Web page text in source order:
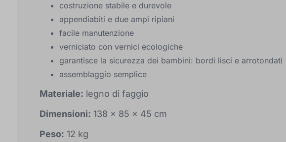
costruzione stabile e durevole
appendiabiti e due ampi ripiani
facile manutenzione
verniciato con vernici ecologiche
garantisce la sicurezza dei bambini: bordi lisci e arrotondati
assemblaggio semplice
Materiale: legno di faggio
Dimensioni: 138 x 85 x 45 cm
Peso: 12 kg